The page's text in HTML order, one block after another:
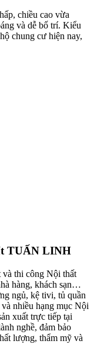
chiều cao vừa
và dễ bố trí. Kiểu
chung cư hiện nay,
TUẤN LINH
và thi công Nội thất
hàng, khách sạn…
ngủ, kệ tivi, tủ quần
nhiều hạng mục Nội
xuất trực tiếp tại
nghề, đảm bảo
lượng, thẩm mỹ và